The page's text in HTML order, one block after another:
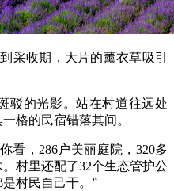
收期，大片的薰衣草吸引
的光影。站在村道往远处
格的民宿错落其间。
，286户美丽庭院，320多
村里还配了32个生态管护公
村民自己干。”